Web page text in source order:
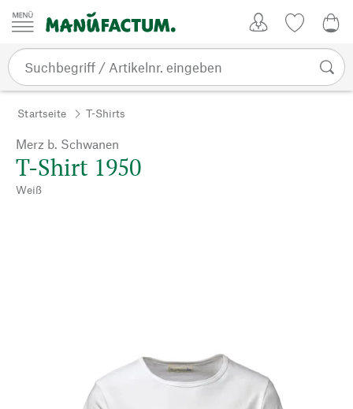
Zum Inhalt springen
Startseite T-Shirts
Merz b. Schwanen
T-Shirt 1950
Weiß